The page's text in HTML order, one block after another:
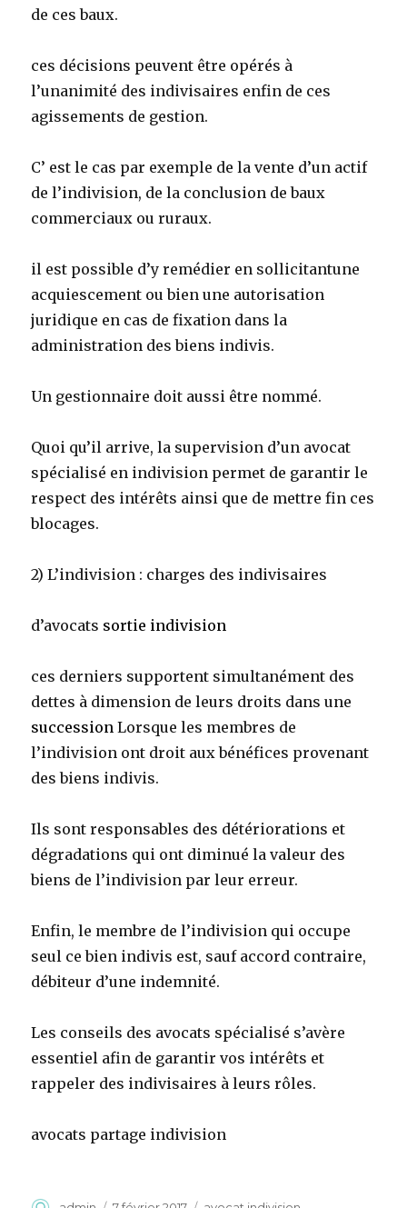
de ces baux.
ces décisions peuvent être opérés à
l’unanimité des indivisaires enfin de ces
agissements de gestion.
C’ est le cas par exemple de la vente d’un actif
de l’indivision, de la conclusion de baux
commerciaux ou ruraux.
il est possible d’y remédier en sollicitantune
acquiescement ou bien une autorisation
juridique en cas de fixation dans la
administration des biens indivis.
Un gestionnaire doit aussi être nommé.
Quoi qu’il arrive, la supervision d’un avocat
spécialisé en indivision permet de garantir le
respect des intérêts ainsi que de mettre fin ces
blocages.
2) L’indivision : charges des indivisaires
d’avocats sortie indivision
ces derniers supportent simultanément des
dettes à dimension de leurs droits dans une
succession Lorsque les membres de
l’indivision ont droit aux bénéfices provenant
des biens indivis.
Ils sont responsables des détériorations et
dégradations qui ont diminué la valeur des
biens de l’indivision par leur erreur.
Enfin, le membre de l’indivision qui occupe
seul ce bien indivis est, sauf accord contraire,
débiteur d’une indemnité.
Les conseils des avocats spécialisé s’avère
essentiel afin de garantir vos intérêts et
rappeler des indivisaires à leurs rôles.
avocats partage indivision